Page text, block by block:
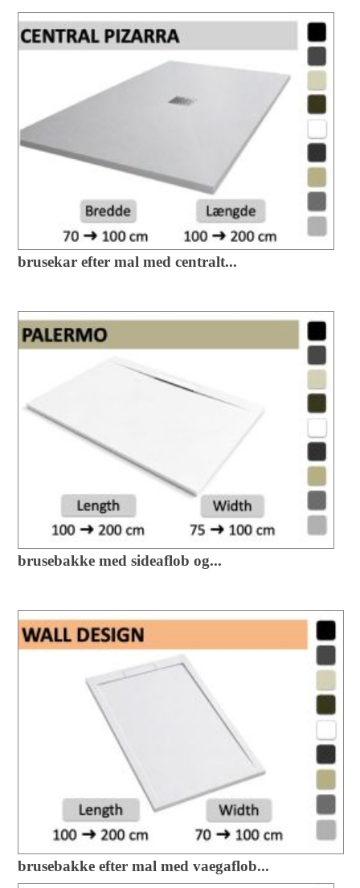
brusekar efter mal med centralt...
brusebakke med sideaflob og...
brusebakke efter mal med vaegaflob...